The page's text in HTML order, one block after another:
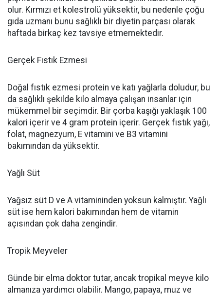
olur. Kırmızı et kolestrolü yüksektir, bu nedenle çoğu
gıda uzmanı bunu sağlıklı bir diyetin parçası olarak
haftada birkaç kez tavsiye etmemektedir.
Gerçek Fıstık Ezmesi
Doğal fıstık ezmesi protein ve katı yağlarla doludur, bu
da sağlıklı şekilde kilo almaya çalışan insanlar için
mükemmel bir seçimdir. Bir çorba kaşığı yaklaşık 100
kalori içerir ve 4 gram protein içerir. Gerçek fıstık yağı,
folat, magnezyum, E vitamini ve B3 vitamini
bakımından da yüksektir.
Yağlı Süt
Yağsız süt D ve A vitamininden yoksun kalmıştır. Yağlı
süt ise hem kalori bakımından hem de vitamin
açısından çok daha zengindir.
Tropik Meyveler
Günde bir elma doktor tutar, ancak tropikal meyve kilo
almanıza yardımcı olabilir. Mango, papaya, muz ve